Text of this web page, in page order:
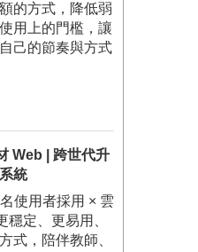
的方式，降低弱
用上的門檻，讓
己的節奏與方式
Web | 跨世代升
統
使用者採用 × 雲
穩定、更易用、
式，陪伴教師、